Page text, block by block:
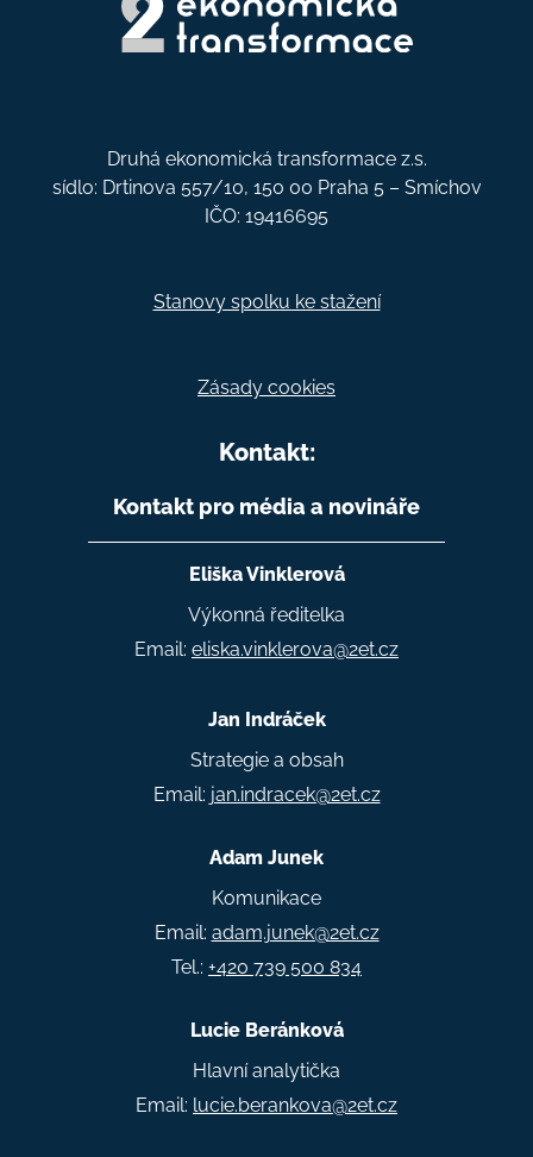
Druhá ekonomická transformace z.s.
sídlo: Drtinova 557/10, 150 00 Praha 5 – Smíchov
IČO: 19416695
Stanovy spolku ke stažení
Zásady cookies
Kontakt:
Kontakt pro média a novináře
Eliška Vinklerová
Výkonná ředitelka
Email: eliska.vinklerova@2et.cz
Jan Indráček
Strategie a obsah
Email: jan.indracek@2et.cz
Adam Junek
Komunikace
Email: adam.junek@2et.cz
Tel.: +420 739 500 834
Lucie Beránková
Hlavní analytička
Email: lucie.berankova@2et.cz